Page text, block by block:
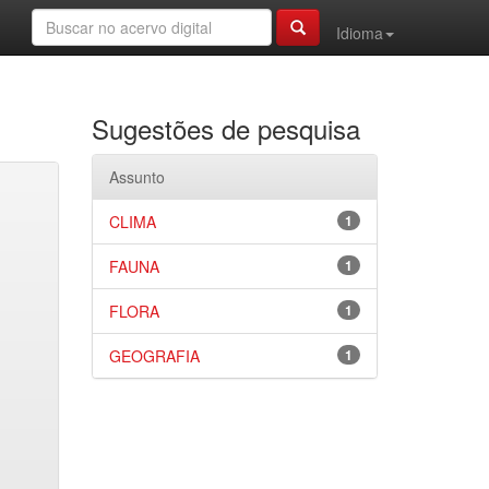
Idioma
Sugestões de pesquisa
Assunto
1
CLIMA
1
FAUNA
1
FLORA
1
GEOGRAFIA